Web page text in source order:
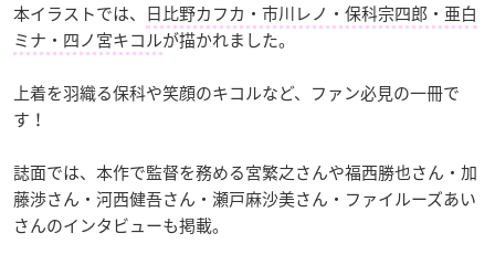
本イラストでは、 日比野カフカ・市川レノ・保科宗四郎・亜白
ミナ・四ノ宮キコルが描かれました。
上着を羽織る保科や笑顔のキコルなど、ファン必見の一冊で
す！
誌面では、本作で監督を務める宮繁之さんや福西勝也さん・加
藤渉さん・河西健吾さん・瀬戸麻沙美さん・ファイルーズあい
さんのインタビューも掲載。